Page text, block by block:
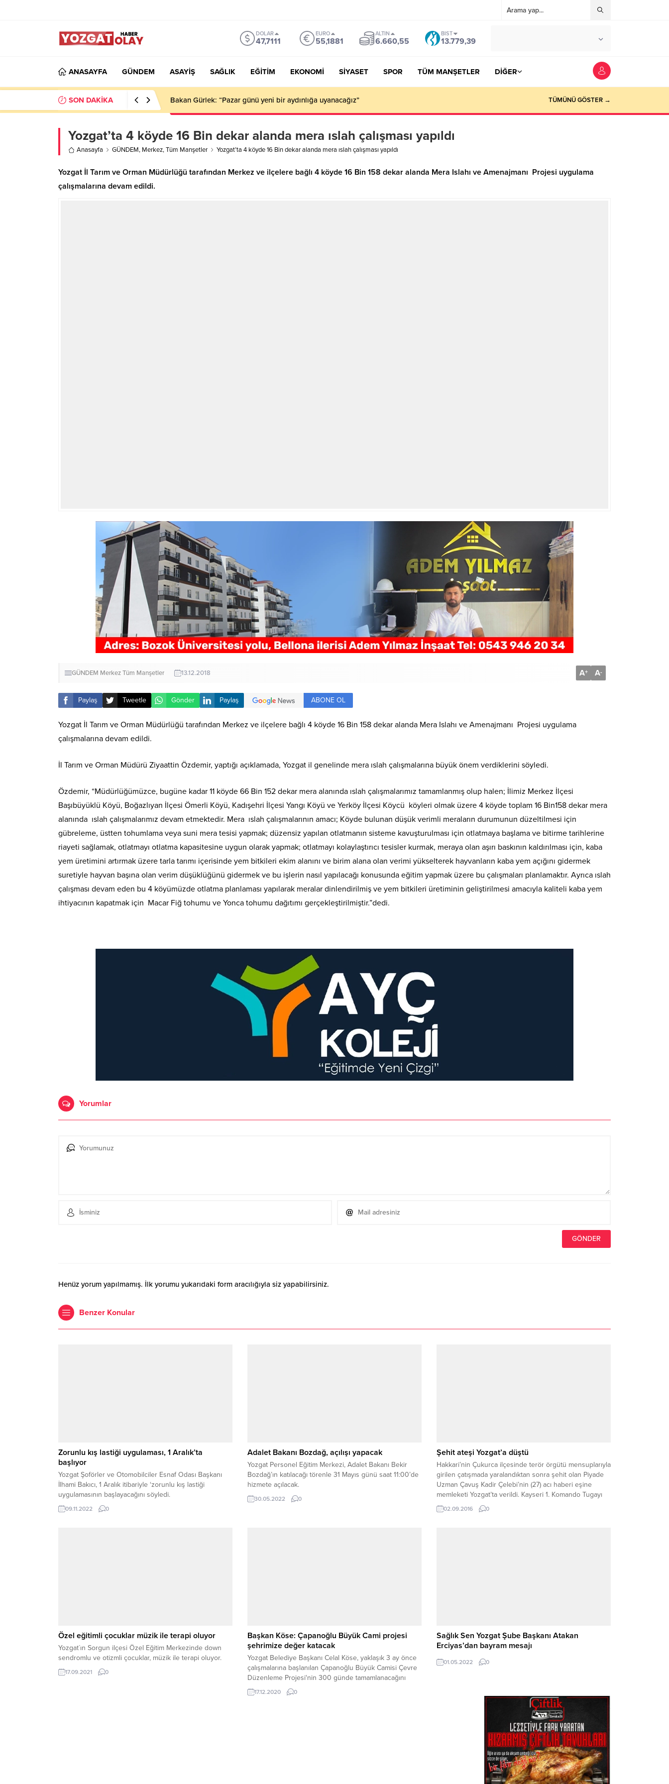
DOLAR
47,7111
EURO
55,1881
ALTIN
6.660,55
BIST
13.779,39
ANASAYFA GÜNDEM ASAYİŞ SAĞLIK EĞİTİM EKONOMİ SİYASET SPOR TÜM MANŞETLER DİĞER
SON DAKİKA Bakan Gürlek: “Pazar günü yeni bir aydınlığa uyanacağız” TÜMÜNÜ GÖSTER →
Yozgat’ta 4 köyde 16 Bin dekar alanda mera ıslah çalışması yapıldı
Anasayfa GÜNDEM, Merkez,Tüm Manşetler Yozgat’ta 4 köyde 16 Bin dekar alanda mera ıslah çalışması yapıldı
Yozgat İl Tarım ve Orman Müdürlüğü tarafından Merkez ve ilçelere bağlı 4 köyde 16 Bin 158 dekar alanda Mera Islahı ve Amenajmanı Projesi uygulama
çalışmalarına devam edildi.
GÜNDEM MerkezTüm Manşetler 13.12.2018 A+ A-
Paylaş Tweetle Gönder Paylaş ABONE OL
Yozgat İl Tarım ve Orman Müdürlüğü tarafından Merkez ve ilçelere bağlı 4 köyde 16 Bin 158 dekar alanda Mera Islahı ve Amenajmanı Projesi uygulama
çalışmalarına devam edildi.
İl Tarım ve Orman Müdürü Ziyaattin Özdemir, yaptığı açıklamada, Yozgat il genelinde mera ıslah çalışmalarına büyük önem verdiklerini söyledi.
Özdemir, “Müdürlüğümüzce, bugüne kadar 11 köyde 66 Bin 152 dekar mera alanında ıslah çalışmalarımız tamamlanmış olup halen; İlimiz Merkez İlçesi
Başıbüyüklü Köyü, Boğazlıyan İlçesi Ömerli Köyü, Kadışehri İlçesi Yangı Köyü ve Yerköy İlçesi Köycü köyleri olmak üzere 4 köyde toplam 16 Bin158 dekar mera
alanında ıslah çalışmalarımız devam etmektedir. Mera ıslah çalışmalarının amacı; Köyde bulunan düşük verimli meraların durumunun düzeltilmesi için
gübreleme, üstten tohumlama veya suni mera tesisi yapmak; düzensiz yapılan otlatmanın sisteme kavuşturulması için otlatmaya başlama ve bitirme tarihlerine
riayeti sağlamak, otlatmayı otlatma kapasitesine uygun olarak yapmak; otlatmayı kolaylaştırıcı tesisler kurmak, meraya olan aşırı baskının kaldırılması için, kaba
yem üretimini artırmak üzere tarla tarımı içerisinde yem bitkileri ekim alanını ve birim alana olan verimi yükselterek hayvanların kaba yem açığını gidermek
suretiyle hayvan başına olan verim düşüklüğünü gidermek ve bu işlerin nasıl yapılacağı konusunda eğitim yapmak üzere bu çalışmaları planlamaktır. Ayrıca ıslah
çalışması devam eden bu 4 köyümüzde otlatma planlaması yapılarak meralar dinlendirilmiş ve yem bitkileri üretiminin geliştirilmesi amacıyla kaliteli kaba yem
ihtiyacının kapatmak için Macar Fiğ tohumu ve Yonca tohumu dağıtımı gerçekleştirilmiştir.”dedi.
Yorumlar
Henüz yorum yapılmamış. İlk yorumu yukarıdaki form aracılığıyla siz yapabilirsiniz.
Benzer Konular
Zorunlu kış lastiği uygulaması, 1 Aralık’ta
başlıyor
Yozgat Şoförler ve Otomobilciler Esnaf Odası Başkanı
İlhami Bakıcı, 1 Aralık itibariyle ‘zorunlu kış lastiği
uygulamasının başlayacağını söyledi.
09.11.2022 0
Adalet Bakanı Bozdağ, açılışı yapacak
Yozgat Personel Eğitim Merkezi, Adalet Bakanı Bekir
Bozdağ’ın katılacağı törenle 31 Mayıs günü saat 11:00’de
hizmete açılacak.
30.05.2022 0
Şehit ateşi Yozgat’a düştü
Hakkari’nin Çukurca ilçesinde terör örgütü mensuplarıyla
girilen çatışmada yaralandıktan sonra şehit olan Piyade
Uzman Çavuş Kadir Çelebi’nin (27) acı haberi eşine
memleketi Yozgat’ta verildi. Kayseri 1. Komando Tugayı
emrinde görevli iken geçici görevle Hakkari’de
görevlendirilen Piyade Uzman Çavuş Kadir Çelebi,
02.09.2016 0
Özel eğitimli çocuklar müzik ile terapi oluyor
Yozgat´ın Sorgun ilçesi Özel Eğitim Merkezinde down
sendromlu ve otizmli çocuklar, müzik ile terapi oluyor.
17.09.2021 0
Başkan Köse: Çapanoğlu Büyük Cami projesi
şehrimize değer katacak
Yozgat Belediye Başkanı Celal Köse, yaklaşık 3 ay önce
çalışmalarına başlanılan Çapanoğlu Büyük Camisi Çevre
Düzenleme Projesi'nin 300 günde tamamlanacağını
belirterek, projenin tamamlanmasının Yozgat'a değer
katacağını söyledi.
17.12.2020 0
Sağlık Sen Yozgat Şube Başkanı Atakan
Erciyas’dan bayram mesajı
01.05.2022 0